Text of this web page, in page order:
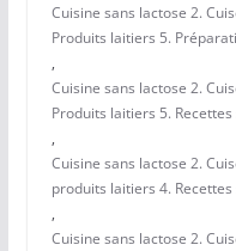
Cuisine sans lactose 2.
Produits laitiers 5.
,
Cuisine sans lactose 2.
Produits laitiers 5.
,
Cuisine sans lactose 2.
produits laitiers 4.
,
Cuisine sans lactose 2.